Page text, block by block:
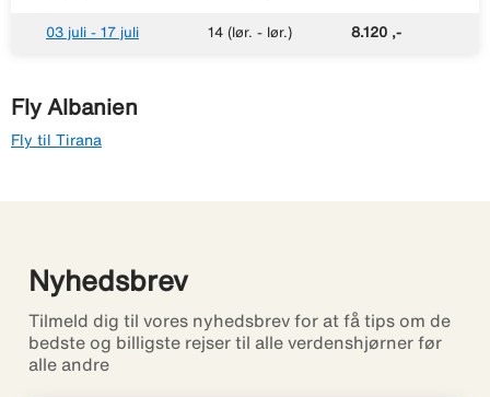
03 juli - 17 juli 14 (lør. - lør.) 8.120 ,-
Fly Albanien
Fly til Tirana
Nyhedsbrev
Tilmeld dig til vores nyhedsbrev for at få tips om de
bedste og billigste rejser til alle verdenshjørner før
alle andre